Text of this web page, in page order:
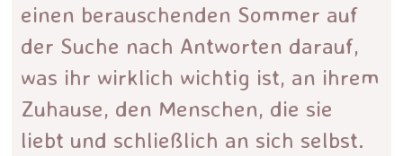
einen berauschenden Sommer auf
der Suche nach Antworten darauf,
was ihr wirklich wichtig ist, an ihrem
Zuhause, den Menschen, die sie
liebt und schließlich an sich selbst.